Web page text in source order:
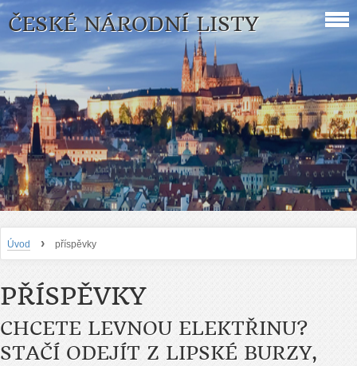
ČESKÉ NÁRODNÍ LISTY
Úvod › příspěvky
PŘÍSPĚVKY
CHCETE LEVNOU ELEKTŘINU?
STAČÍ ODEJÍT Z LIPSKÉ BURZY,